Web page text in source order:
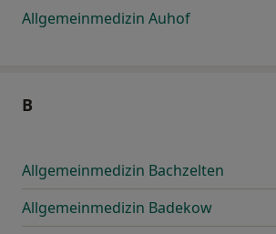
Allgemeinmedizin Auhof
B
Allgemeinmedizin Bachzelten
Allgemeinmedizin Badekow